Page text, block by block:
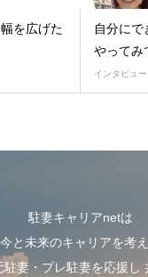
を広げた
自分にで
やってみ
インタビュー
駐妻キャリアnetは
今と未来のキャリアを考
妻・プレ駐妻を応援し